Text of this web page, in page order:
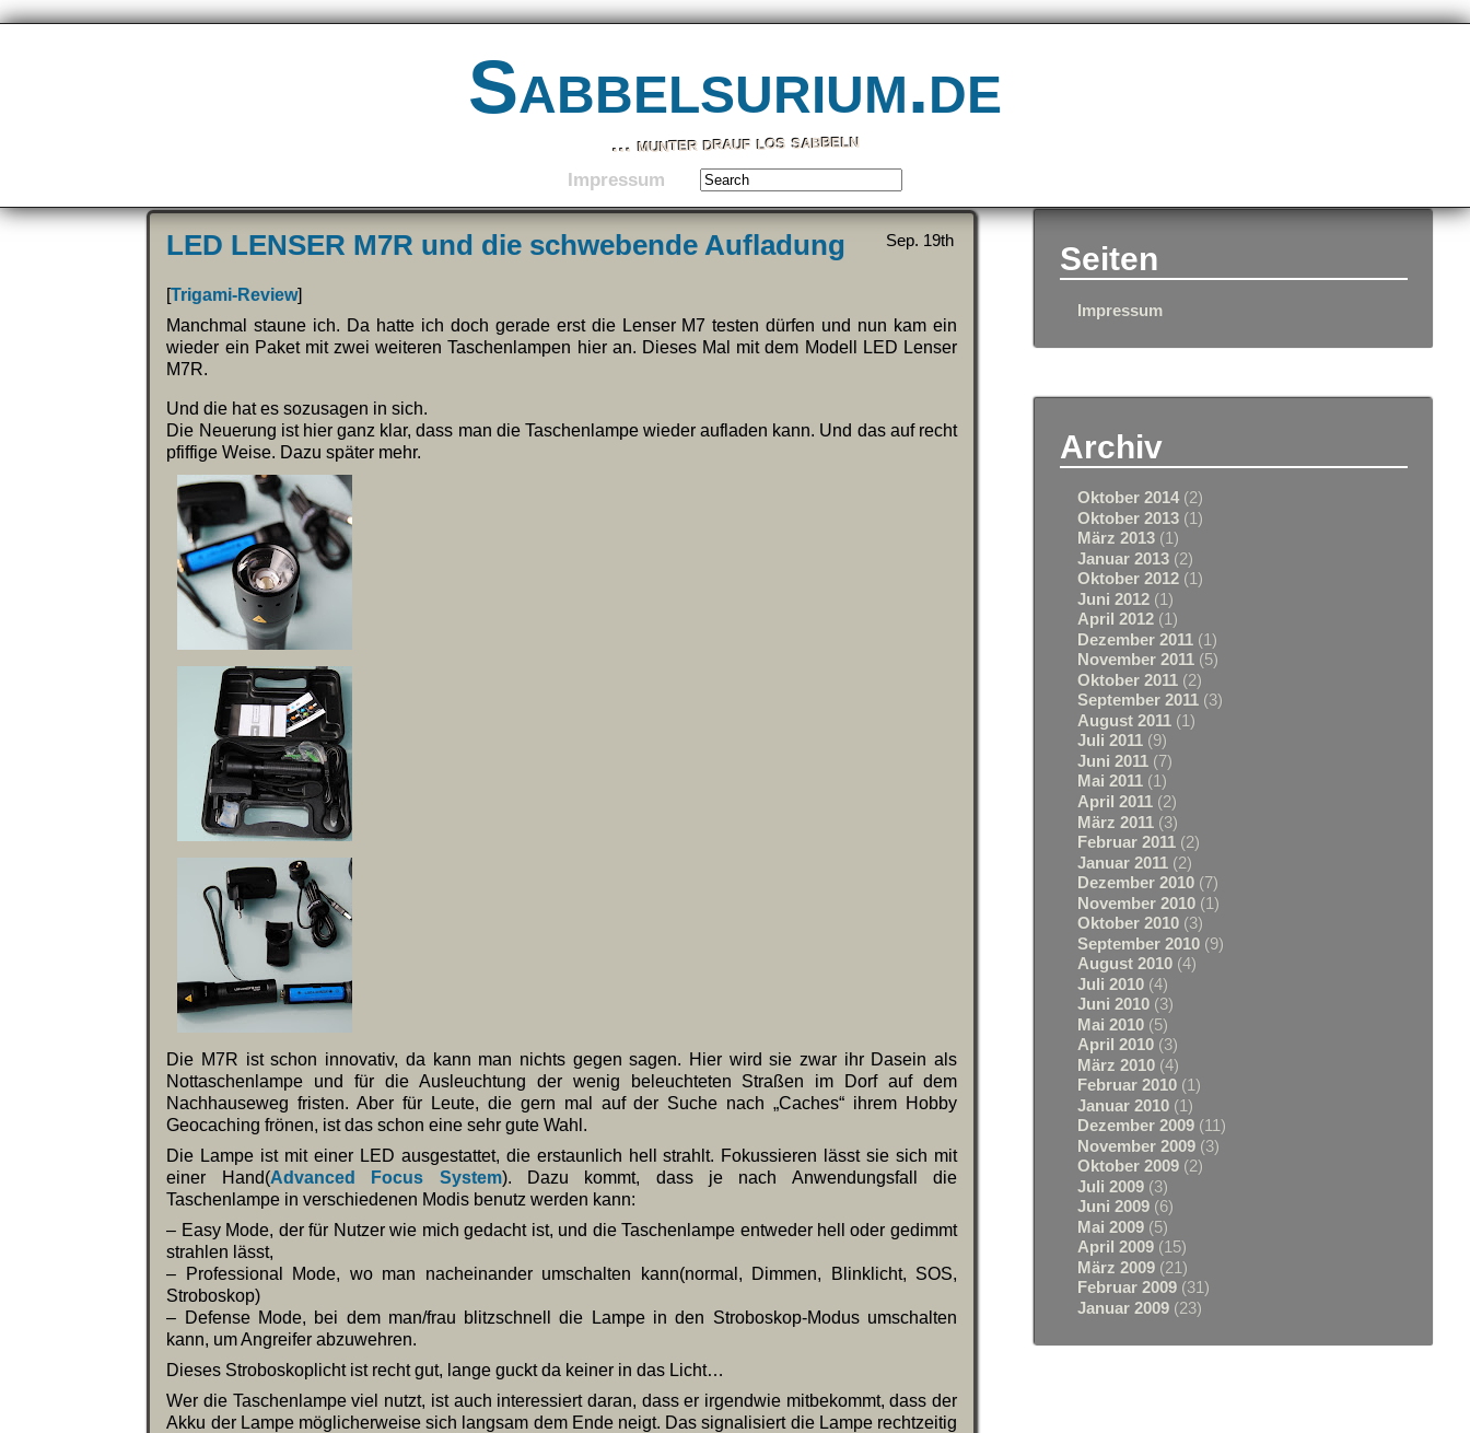
Sabbelsurium.de
… munter drauf los sabbeln
Impressum
Sep. 19th
LED LENSER M7R und die schwebende Aufladung
[Trigami-Review]
Manchmal staune ich. Da hatte ich doch gerade erst die Lenser M7 testen dürfen und nun kam ein
wieder ein Paket mit zwei weiteren Taschenlampen hier an. Dieses Mal mit dem Modell LED Lenser
M7R.
Und die hat es sozusagen in sich.
Die Neuerung ist hier ganz klar, dass man die Taschenlampe wieder aufladen kann. Und das auf recht
pfiffige Weise. Dazu später mehr.
Die M7R ist schon innovativ, da kann man nichts gegen sagen. Hier wird sie zwar ihr Dasein als
Nottaschenlampe und für die Ausleuchtung der wenig beleuchteten Straßen im Dorf auf dem
Nachhauseweg fristen. Aber für Leute, die gern mal auf der Suche nach „Caches“ ihrem Hobby
Geocaching frönen, ist das schon eine sehr gute Wahl.
Die Lampe ist mit einer LED ausgestattet, die erstaunlich hell strahlt. Fokussieren lässt sie sich mit
einer Hand(Advanced Focus System). Dazu kommt, dass je nach Anwendungsfall die
Taschenlampe in verschiedenen Modis benutz werden kann:
– Easy Mode, der für Nutzer wie mich gedacht ist, und die Taschenlampe entweder hell oder gedimmt
strahlen lässt,
– Professional Mode, wo man nacheinander umschalten kann(normal, Dimmen, Blinklicht, SOS,
Stroboskop)
– Defense Mode, bei dem man/frau blitzschnell die Lampe in den Stroboskop-Modus umschalten
kann, um Angreifer abzuwehren.
Dieses Stroboskoplicht ist recht gut, lange guckt da keiner in das Licht…
Wer die Taschenlampe viel nutzt, ist auch interessiert daran, dass er irgendwie mitbekommt, dass der
Akku der Lampe möglicherweise sich langsam dem Ende neigt. Das signalisiert die Lampe rechtzeitig
Seiten
Impressum
Archiv
Oktober 2014 (2)
Oktober 2013 (1)
März 2013 (1)
Januar 2013 (2)
Oktober 2012 (1)
Juni 2012 (1)
April 2012 (1)
Dezember 2011 (1)
November 2011 (5)
Oktober 2011 (2)
September 2011 (3)
August 2011 (1)
Juli 2011 (9)
Juni 2011 (7)
Mai 2011 (1)
April 2011 (2)
März 2011 (3)
Februar 2011 (2)
Januar 2011 (2)
Dezember 2010 (7)
November 2010 (1)
Oktober 2010 (3)
September 2010 (9)
August 2010 (4)
Juli 2010 (4)
Juni 2010 (3)
Mai 2010 (5)
April 2010 (3)
März 2010 (4)
Februar 2010 (1)
Januar 2010 (1)
Dezember 2009 (11)
November 2009 (3)
Oktober 2009 (2)
Juli 2009 (3)
Juni 2009 (6)
Mai 2009 (5)
April 2009 (15)
März 2009 (21)
Februar 2009 (31)
Januar 2009 (23)